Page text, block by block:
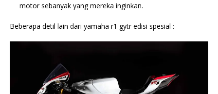
motor sebanyak yang mereka inginkan.
Beberapa detil lain dari yamaha r1 gytr edisi spesial :